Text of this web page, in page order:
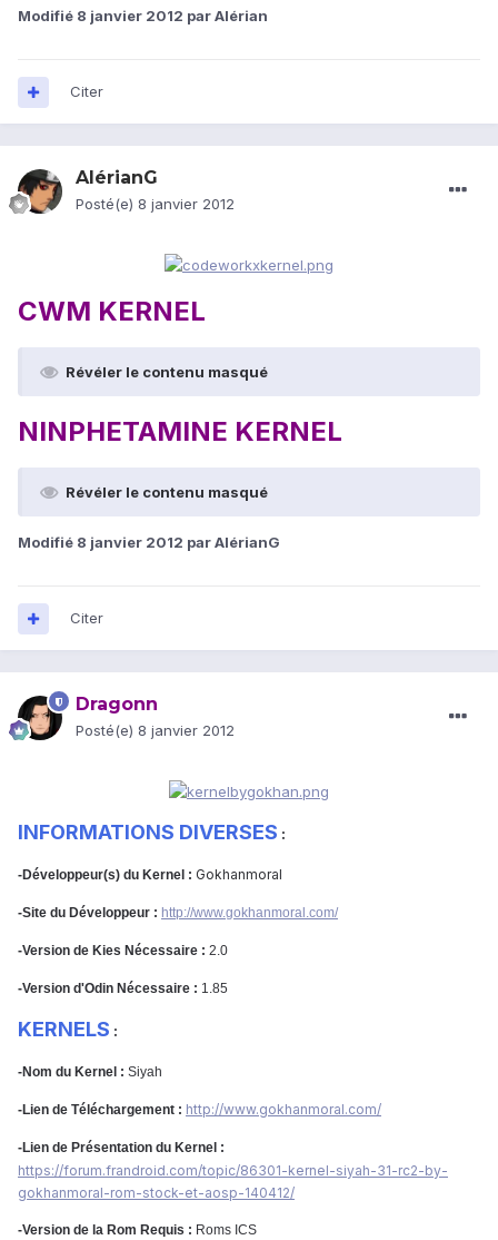
Modifié 8 janvier 2012 par Alérian
Citer
AlérianG
Posté(e) 8 janvier 2012
CWM KERNEL
Révéler le contenu masqué
NINPHETAMINE KERNEL
Révéler le contenu masqué
Modifié 8 janvier 2012 par AlérianG
Citer
Dragonn
Posté(e) 8 janvier 2012
INFORMATIONS DIVERSES :
-Développeur(s) du Kernel : Gokhanmoral
-Site du Développeur : http://www.gokhanmoral.com/
-Version de Kies Nécessaire : 2.0
-Version d'Odin Nécessaire : 1.85
KERNELS :
-Nom du Kernel : Siyah
-Lien de Téléchargement : http://www.gokhanmoral.com/
-Lien de Présentation du Kernel :
https://forum.frandroid.com/topic/86301-kernel-siyah-31-rc2-by-
gokhanmoral-rom-stock-et-aosp-140412/
-Version de la Rom Requis : Roms ICS